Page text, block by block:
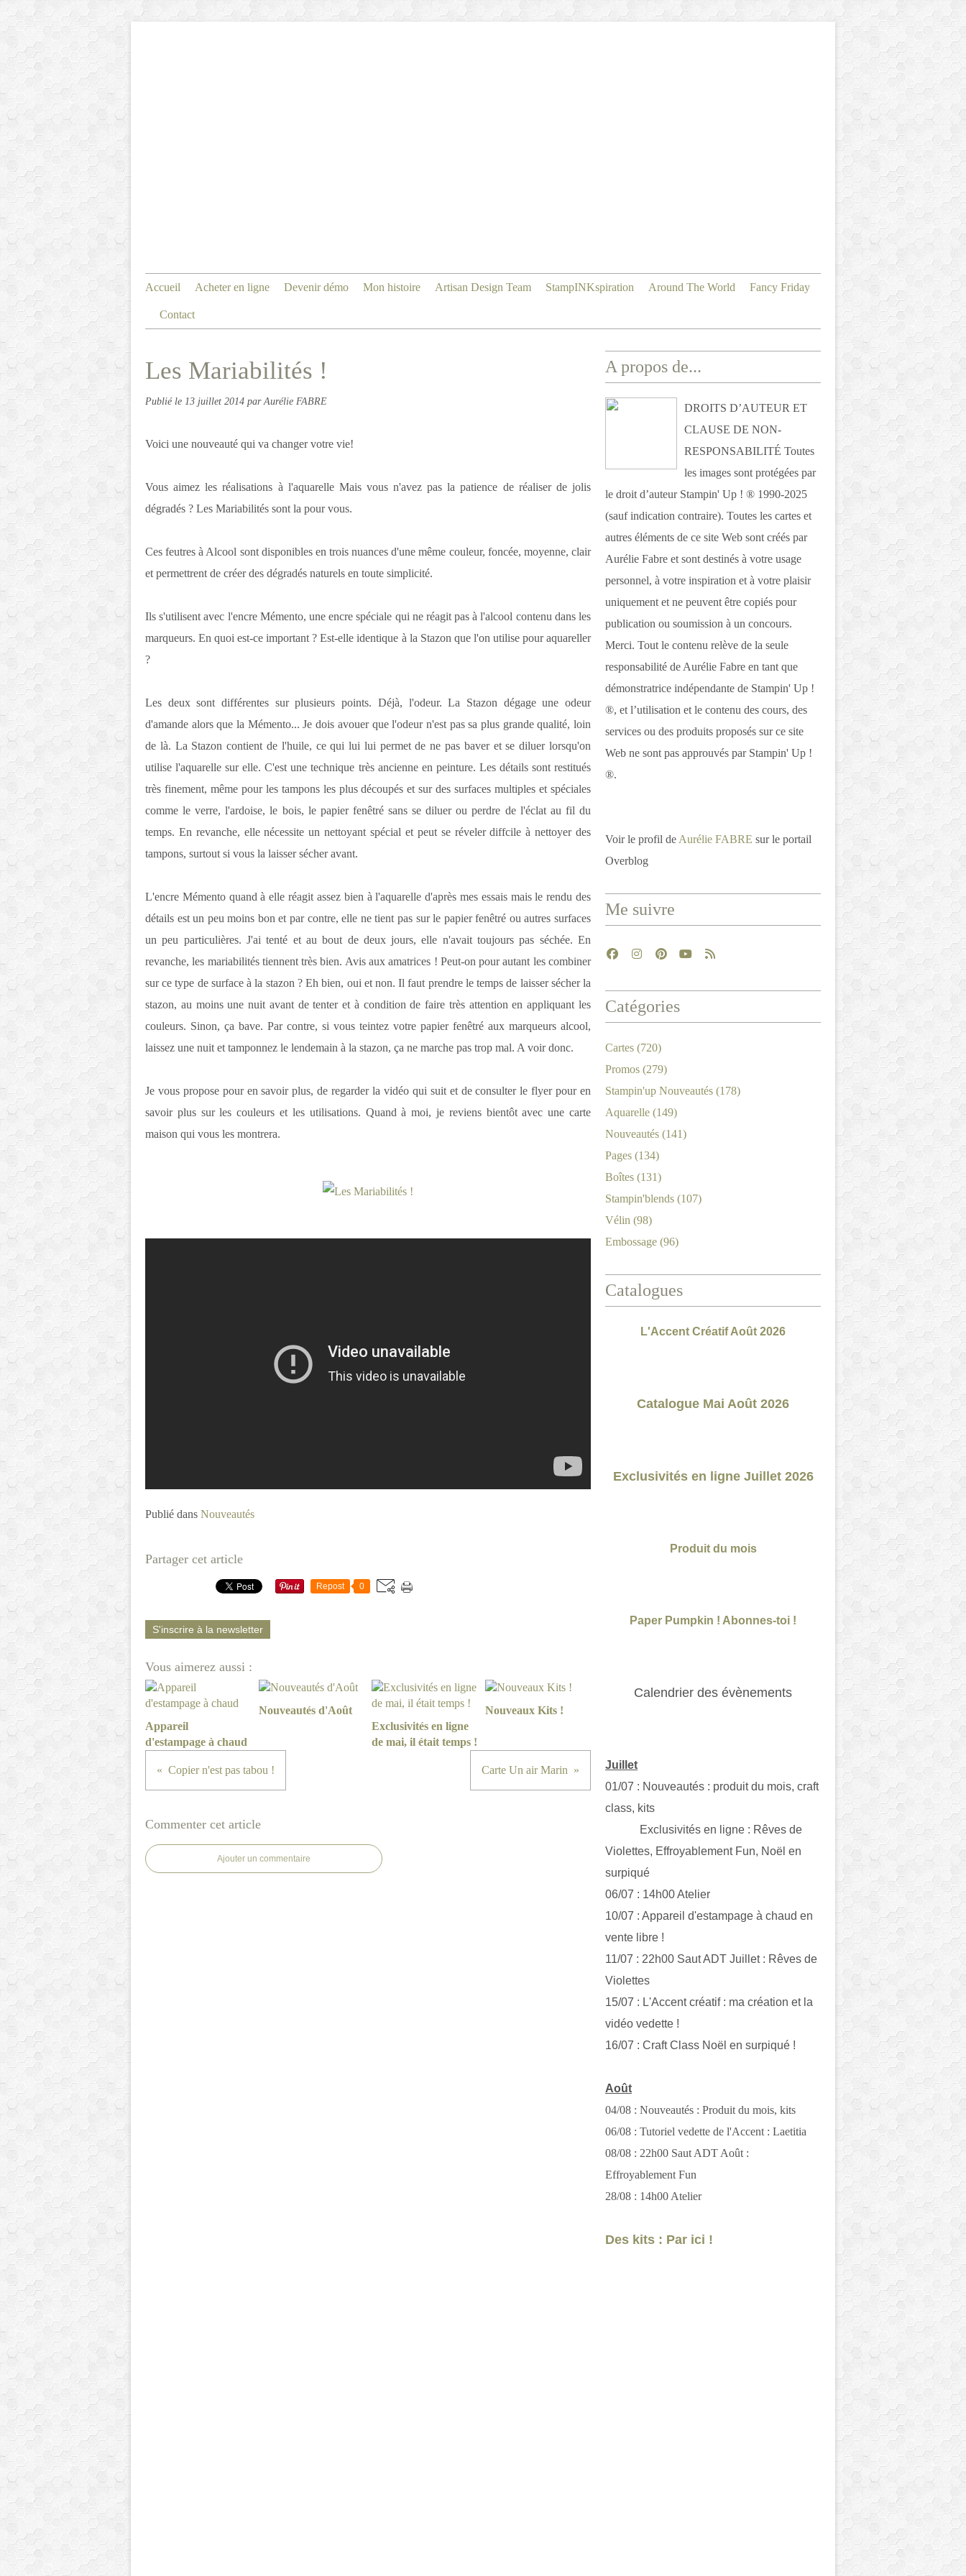
Accueil Acheter en ligne Devenir démo Mon histoire Artisan Design Team StampINKspiration Around The World Fancy Friday
Contact
Les Mariabilités !
Publié le 13 juillet 2014 par Aurélie FABRE
Voici une nouveauté qui va changer votre vie!
Vous aimez les réalisations à l'aquarelle Mais vous n'avez pas la patience de réaliser de jolis
dégradés ? Les Mariabilités sont la pour vous.
Ces feutres à Alcool sont disponibles en trois nuances d'une même couleur, foncée, moyenne, clair
et permettrent de créer des dégradés naturels en toute simplicité.
​Ils s'utilisent avec l'encre Mémento, une encre spéciale qui ne réagit pas à l'alcool contenu dans les
marqueurs. En quoi est-ce important ? Est-elle identique à la Stazon que l'on utilise pour aquareller
?
Les deux sont différentes sur plusieurs points. Déjà, l'odeur. La Stazon dégage une odeur
d'amande alors que la Mémento... Je dois avouer que l'odeur n'est pas sa plus grande qualité, loin
de là. La Stazon contient de l'huile, ce qui lui lui permet de ne pas baver et se diluer lorsqu'on
utilise l'aquarelle sur elle. C'est une technique très ancienne en peinture. Les détails sont restitués
très finement, même pour les tampons les plus découpés et sur des surfaces multiples et spéciales
comme le verre, l'ardoise, le bois, le papier fenêtré sans se diluer ou perdre de l'éclat au fil du
temps. En revanche, elle nécessite un nettoyant spécial et peut se réveler diffcile à nettoyer des
tampons, surtout si vous la laisser sécher avant.
L'encre Mémento quand à elle réagit assez bien à l'aquarelle d'après mes essais mais le rendu des
détails est un peu moins bon et par contre, elle ne tient pas sur le papier fenêtré ou autres surfaces
un peu particulières. J'ai tenté et au bout de deux jours, elle n'avait toujours pas séchée. En
revanche, les mariabilités tiennent très bien. Avis aux amatrices ! Peut-on pour autant les combiner
sur ce type de surface à la stazon ? Eh bien, oui et non. Il faut prendre le temps de laisser sécher la
stazon, au moins une nuit avant de tenter et à condition de faire très attention en appliquant les
couleurs. Sinon, ça bave. Par contre, si vous teintez votre papier fenêtré aux marqueurs alcool,
laissez une nuit et tamponnez le lendemain à la stazon, ça ne marche pas trop mal. A voir donc.
Je vous propose pour en savoir plus, de regarder la vidéo qui suit et de consulter le flyer pour en
savoir plus sur les couleurs et les utilisations. Quand à moi, je reviens bientôt avec une carte
maison qui vous les montrera.
Publié dans Nouveautés
Partager cet article
Repost 0
S'inscrire à la newsletter
Vous aimerez aussi :
Appareil
d'estampage à chaud
Nouveautés d'Août
Exclusivités en ligne
de mai, il était temps !
Nouveaux Kits !
Copier n'est pas tabou ! Carte Un air Marin
Commenter cet article
Ajouter un commentaire
A propos de...
DROITS D’AUTEUR ET
CLAUSE DE NON-
RESPONSABILITÉ Toutes
les images sont protégées par
le droit d’auteur Stampin' Up ! ® 1990-2025
(sauf indication contraire). Toutes les cartes et
autres éléments de ce site Web sont créés par
Aurélie Fabre et sont destinés à votre usage
personnel, à votre inspiration et à votre plaisir
uniquement et ne peuvent être copiés pour
publication ou soumission à un concours.
Merci. Tout le contenu relève de la seule
responsabilité de Aurélie Fabre en tant que
démonstratrice indépendante de Stampin' Up !
®, et l’utilisation et le contenu des cours, des
services ou des produits proposés sur ce site
Web ne sont pas approuvés par Stampin' Up !
®.
Voir le profil de Aurélie FABRE sur le portail
Overblog
Me suivre
Catégories
Cartes (720)
Promos (279)
Stampin'up Nouveautés (178)
Aquarelle (149)
Nouveautés (141)
Pages (134)
Boîtes (131)
Stampin'blends (107)
Vélin (98)
Embossage (96)
Catalogues
L'Accent Créatif Août 2026
Catalogue Mai Août 2026
Exclusivités en ligne Juillet 2026
Produit du mois
Paper Pumpkin ! Abonnes-toi !
Calendrier des évènements
Juillet
01/07 : Nouveautés : produit du mois, craft
class, kits
Exclusivités en ligne : Rêves de
Violettes, Effroyablement Fun, Noël en
surpiqué
06/07 : 14h00 Atelier
10/07 : Appareil d'estampage à chaud en
vente libre !
11/07 : 22h00 Saut ADT Juillet : Rêves de
Violettes
15/07 : L'Accent créatif : ma création et la
vidéo vedette !
16/07 : Craft Class Noël en surpiqué !
Août
04/08 : Nouveautés : Produit du mois, kits
06/08 : Tutoriel vedette de l'Accent : Laetitia
08/08 : 22h00 Saut ADT Août :
Effroyablement Fun
28/08 : 14h00 Atelier
Des kits : Par ici !